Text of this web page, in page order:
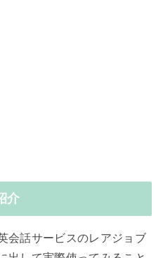
介
会話サービスのレアジョブ